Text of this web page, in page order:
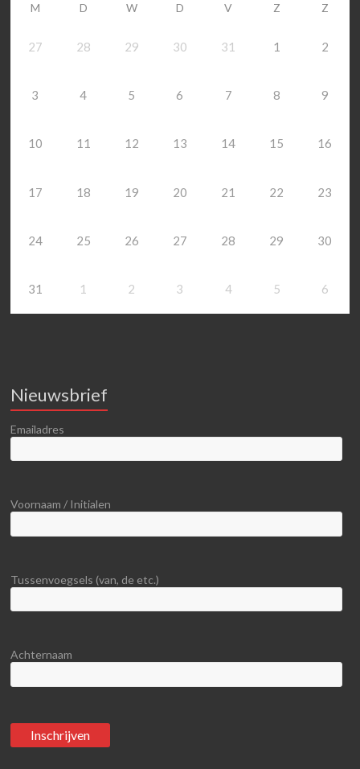
M D W D V Z Z
27 28 29 30 31 1 2
3 4 5 6 7 8 9
10 11 12 13 14 15 16
17 18 19 20 21 22 23
24 25 26 27 28 29 30
31 1 2 3 4 5 6
Nieuwsbrief
Emailadres
Voornaam / Initialen
Tussenvoegsels (van, de etc.)
Achternaam